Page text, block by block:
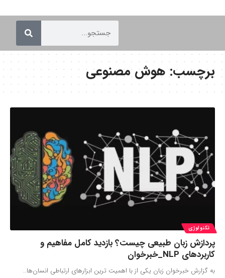
برچسب:هوش مصنوعی
تکنولوژی
پردازش زبان طبیعی چیست؟ بازدید کامل مفاهیم و
کاربردهای NLP_خبرخوان
به گزارش خبرخوان زبان یکی از با اهمیت ترین ابزارهای ارتباطی انسان‌ها…